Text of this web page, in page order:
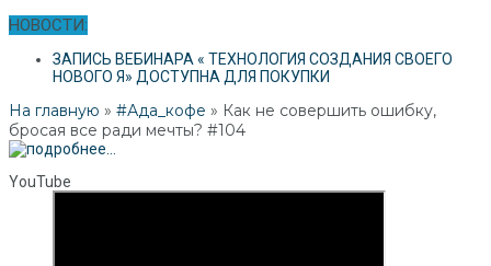
НОВОСТИ:
ЗАПИСЬ ВЕБИНАРА « ТЕХНОЛОГИЯ СОЗДАНИЯ СВОЕГО
НОВОГО Я» ДОСТУПНА ДЛЯ ПОКУПКИ
На главную » #Ада_кофе » Как не совершить ошибку,
бросая все ради мечты? #104
YouTube